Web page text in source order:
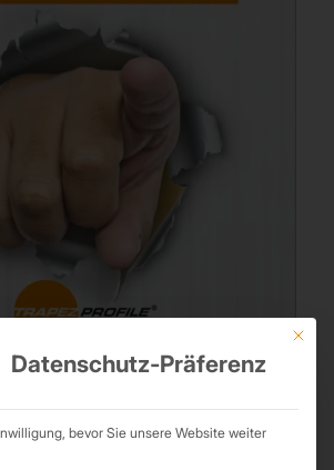
und suchst eine neue Herausforderung?
das Richtige für dich! Zur Verstärkung
suchen wir ab sofort ...
Mit
Datenschutz-Präferenz
bevor Sie unsere Website weiter